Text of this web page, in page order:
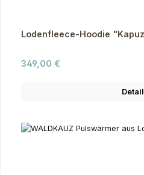
Lodenfleece-Hoodie
Regulärer Preis:
349,00 €